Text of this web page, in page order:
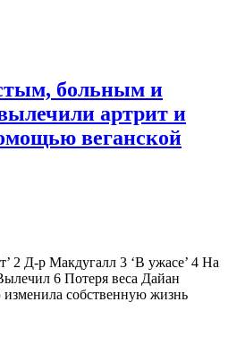
больным и
артрит и
веганской
2 Д-р Макдугалл 3 ‘В ужасе’ 4 На
6 Потеря веса Дайан
собственную жизнь